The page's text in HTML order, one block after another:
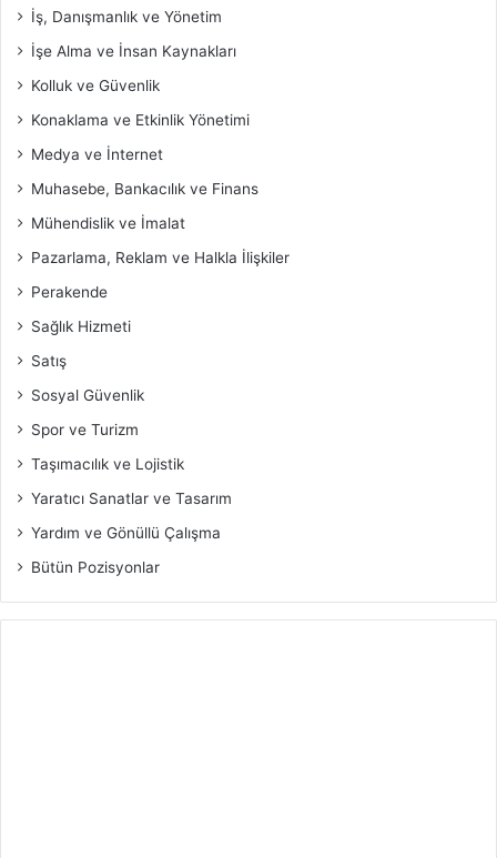
İş, Danışmanlık ve Yönetim
İşe Alma ve İnsan Kaynakları
Kolluk ve Güvenlik
Konaklama ve Etkinlik Yönetimi
Medya ve İnternet
Muhasebe, Bankacılık ve Finans
Mühendislik ve İmalat
Pazarlama, Reklam ve Halkla İlişkiler
Perakende
Sağlık Hizmeti
Satış
Sosyal Güvenlik
Spor ve Turizm
Taşımacılık ve Lojistik
Yaratıcı Sanatlar ve Tasarım
Yardım ve Gönüllü Çalışma
Bütün Pozisyonlar